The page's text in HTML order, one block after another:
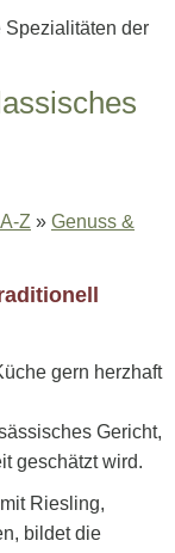
Z » Genuss &
gern herzhaft
Gericht,
geschätzt wird.
Riesling,
bildet die